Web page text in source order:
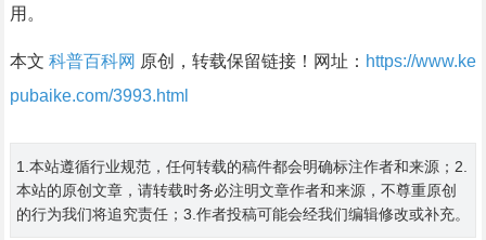
用。
本文 科普百科网 原创，转载保留链接！网址： https://www.ke
pubaike.com/3993.html
1.本站遵循行业规范，任何转载的稿件都会明确标注作者和来源；2.
本站的原创文章，请转载时务必注明文章作者和来源，不尊重原创
的行为我们将追究责任；3.作者投稿可能会经我们编辑修改或补充。